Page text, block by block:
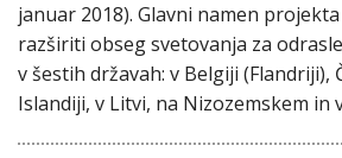
januar 2018). Glavni namen
razširiti obseg svetovanja za
v šestih državah: v Belgiji (Flandriji),
Islandiji, v Litvi, na Nizozemskem in